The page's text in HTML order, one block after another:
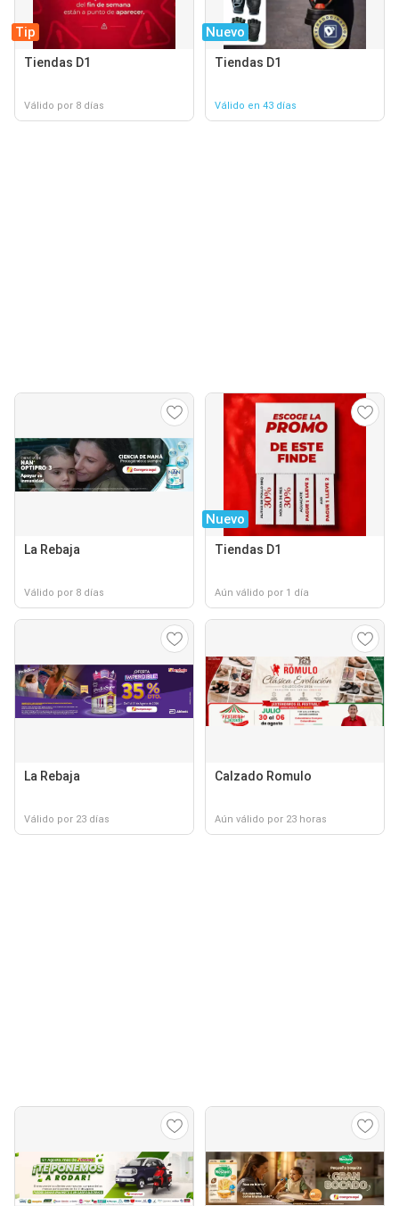
Tip
Tiendas D1
Válido por 8 días
Nuevo
Tiendas D1
Válido en 43 días
La Rebaja
Válido por 8 días
Nuevo
Tiendas D1
Aún válido por 1 día
La Rebaja
Válido por 23 días
Calzado Romulo
Aún válido por 23 horas